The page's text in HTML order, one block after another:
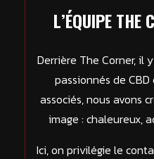
L’ÉQUIPE THE
Derrière The Corner, il
passionnés de
associés, nous avons
image : chaleureux,
Ici, on privilégie le